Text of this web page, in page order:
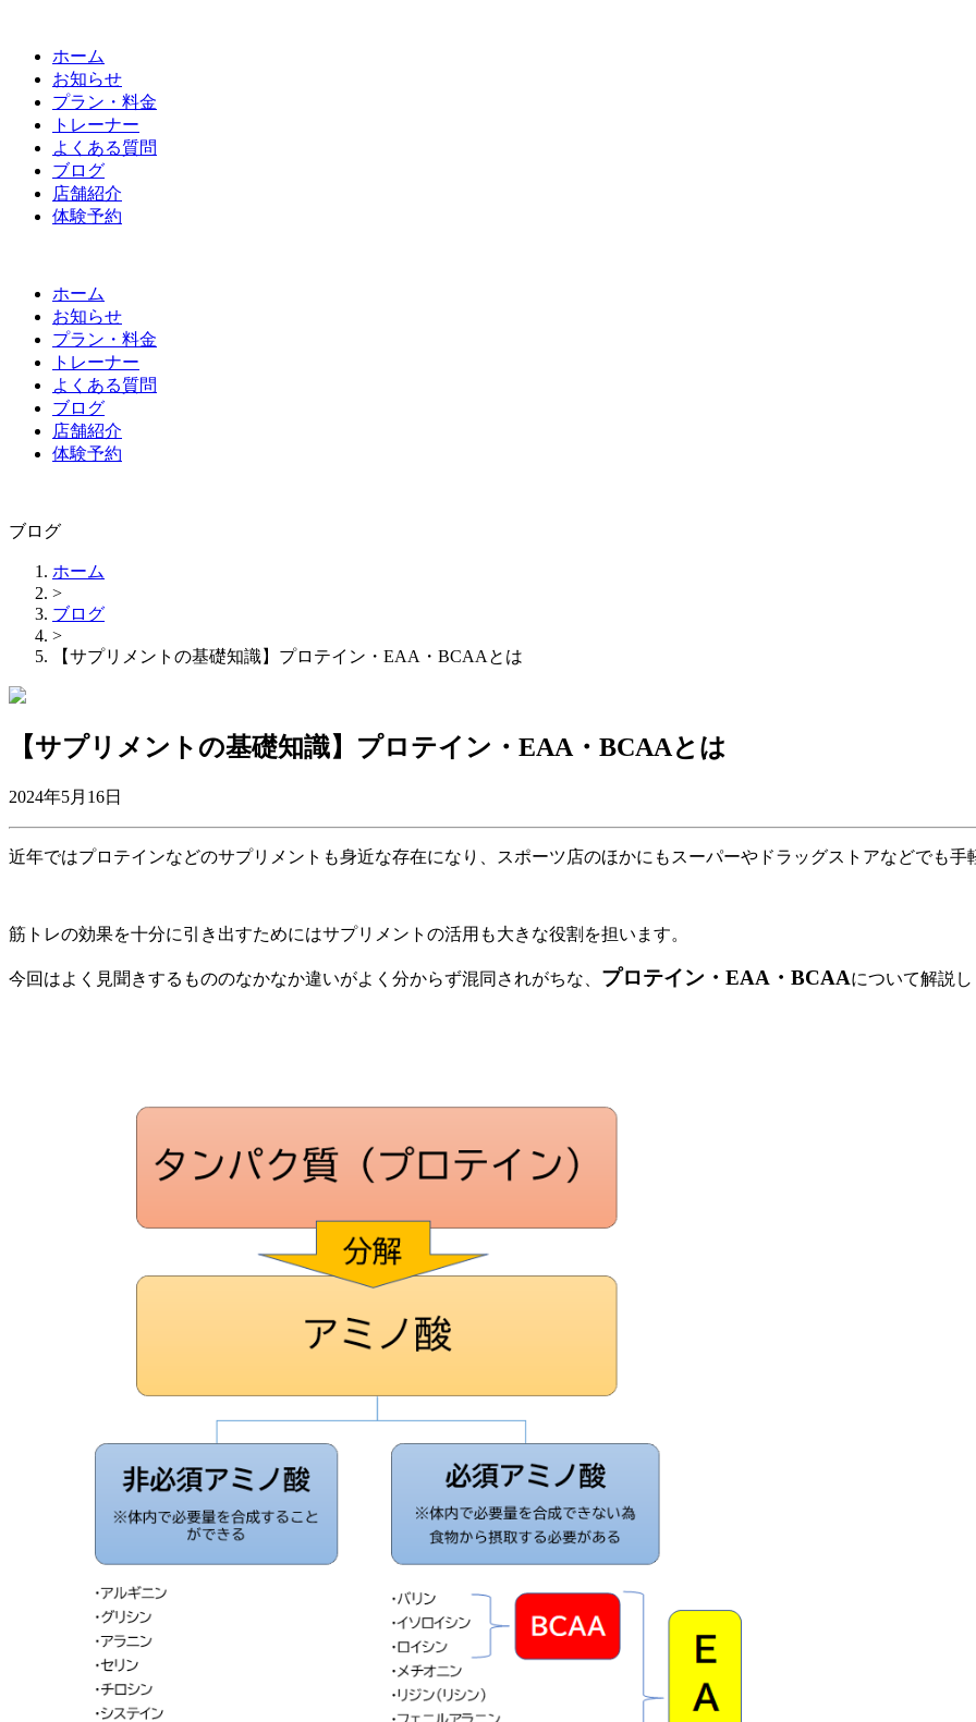
ホーム
お知らせ
プラン・料金
トレーナー
よくある質問
ブログ
店舗紹介
体験予約
ホーム
お知らせ
プラン・料金
トレーナー
よくある質問
ブログ
店舗紹介
体験予約
ブログ
ホーム
>
ブログ
>
【サプリメントの基礎知識】プロテイン・EAA・BCAAとは
【サプリメントの基礎知識】プロテイン・EAA・BCAAとは
2024年5月16日
近年ではプロテインなどのサプリメントも身近な存在になり、スポーツ店のほかにもスーパーやドラッグストアなどでも手
筋トレの効果を十分に引き出すためにはサプリメントの活用も大きな役割を担います。
今回はよく見聞きするもののなかなか違いがよく分からず混同されがちな、 プロテイン・EAA・BCAAについて解説